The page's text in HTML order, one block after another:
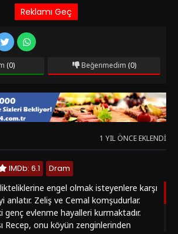
IMDb: 6.1
engel olmak isteyenlere karşı
genç evlenme hayalleri kurmaktadır.
Recep, onu köyün zenginlerinden
düşünür. Zeliş’in başkasına âşık olduğunu
yardımıyla Zeliş’i kaçırmaya karar
eseri haberdar olan Zeliş ile Cemal
Tarık Tekçe,Cavidan Dora,Sevim
Murat Arıburnu
4.6 1977